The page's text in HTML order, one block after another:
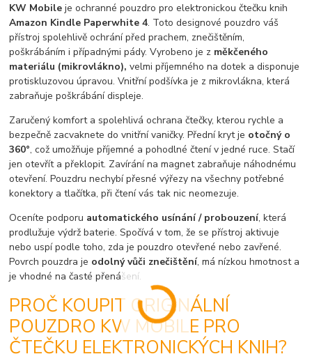
KW Mobile je ochranné pouzdro pro elektronickou čtečku knih
Amazon Kindle Paperwhite 4. Toto designové pouzdro váš
přístroj spolehlivě ochrání před prachem, znečištěním,
poškrábáním i případnými pády. Vyrobeno je z měkčeného
materiálu (mikrovlákno), velmi příjemného na dotek a disponuje
protiskluzovou úpravou. Vnitřní podšívka je z mikrovlákna, která
zabraňuje poškrábání displeje.
Zaručený komfort a spolehlivá ochrana čtečky, kterou rychle a
bezpečně zacvaknete do vnitřní vaničky. Přední kryt je otočný o
360°, což umožňuje příjemné a pohodlné čtení v jedné ruce. Stačí
jen otevřít a překlopit. Zavírání na magnet zabraňuje náhodnému
otevření. Pouzdru nechybí přesné výřezy na všechny potřebné
konektory a tlačítka, při čtení vás tak nic neomezuje.
Oceníte podporu automatického usínání / probouzení, která
prodlužuje výdrž baterie. Spočívá v tom, že se přístroj aktivuje
nebo uspí podle toho, zda je pouzdro otevřené nebo zavřené.
Povrch pouzdra je odolný vůči znečištění, má nízkou hmotnost a
je vhodné na časté přenášení.
PROČ KOUPIT ORIGINÁLNÍ
POUZDRO KW MOBILE PRO
ČTEČKU ELEKTRONICKÝCH KNIH?